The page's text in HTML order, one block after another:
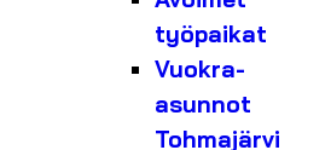
työpaikat
Vuokra-
asunnot
Tohmajärvi